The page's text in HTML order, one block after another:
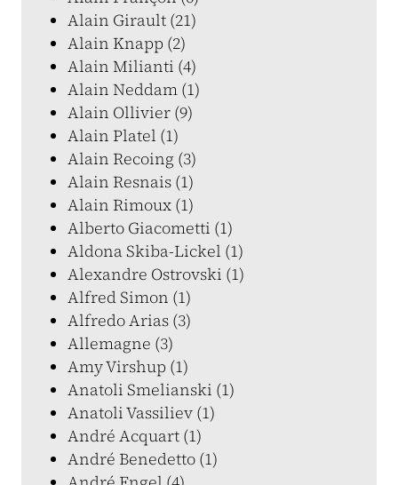
Alain Girault (21)
Alain Knapp (2)
Alain Milianti (4)
Alain Neddam (1)
Alain Ollivier (9)
Alain Platel (1)
Alain Recoing (3)
Alain Resnais (1)
Alain Rimoux (1)
Alberto Giacometti (1)
Aldona Skiba-Lickel (1)
Alexandre Ostrovski (1)
Alfred Simon (1)
Alfredo Arias (3)
Allemagne (3)
Amy Virshup (1)
Anatoli Smelianski (1)
Anatoli Vassiliev (1)
André Acquart (1)
André Benedetto (1)